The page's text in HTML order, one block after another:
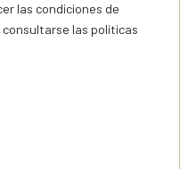
las condiciones de
las políticas